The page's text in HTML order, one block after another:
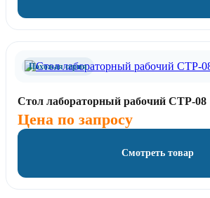
Похожая серия
Стол лабораторный рабочий СТР-08
Цена по запросу
Смотреть товар